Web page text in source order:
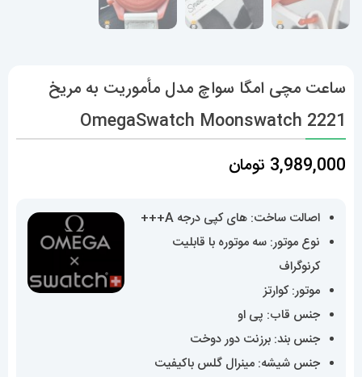
ساعت مچی امگا سواچ مدل مأموریت به مریخ
OmegaSwatch Moonswatch 2221
3,989,000 تومان
اصالت ساخت: های کپی درجه A+++
نوع موتور: سه موتوره با قابلیت
کرنوگراف
موتور: کوارتز
جنس قاب: پی او
جنس بند: برزنت دور دوخت
جنس شیشه: مینرال گلس باکیفیت